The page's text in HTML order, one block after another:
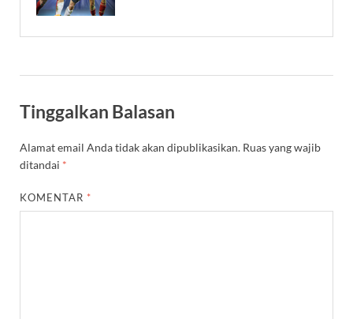
Tinggalkan Balasan
Alamat email Anda tidak akan dipublikasikan. Ruas yang wajib
ditandai *
KOMENTAR *